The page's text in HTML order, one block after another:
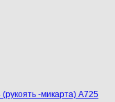
-микарта) A725